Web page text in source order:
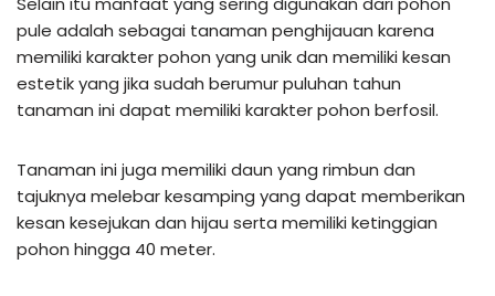
pule adalah sebagai tanaman penghijauan karena
memiliki karakter pohon yang unik dan memiliki kesan
estetik yang jika sudah berumur puluhan tahun
tanaman ini dapat memiliki karakter pohon berfosil.
Tanaman ini juga memiliki daun yang rimbun dan
tajuknya melebar kesamping yang dapat memberikan
kesan kesejukan dan hijau serta memiliki ketinggian
pohon hingga 40 meter.